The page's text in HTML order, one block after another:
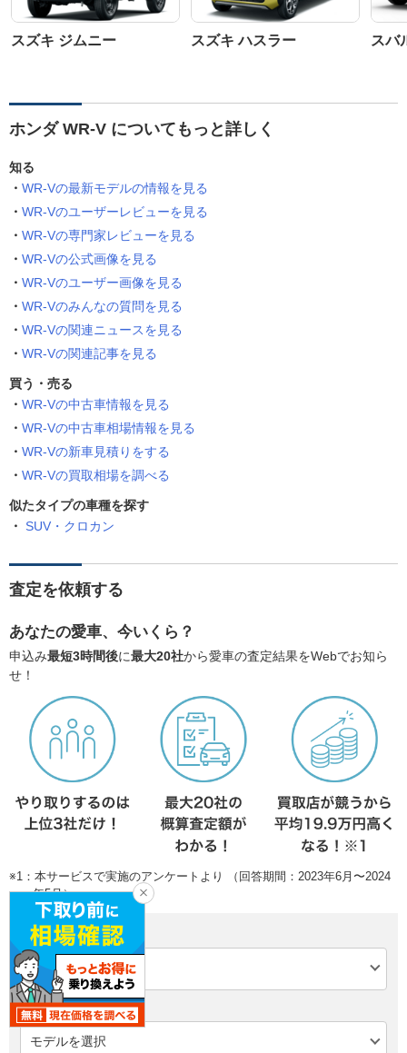
スズキ ジムニー スズキ ハスラー スバ
ホンダ WR-V についてもっと詳しく
知る
WR-Vの最新モデルの情報を見る
WR-Vのユーザーレビューを見る
WR-Vの専門家レビューを見る
WR-Vの公式画像を見る
WR-Vのユーザー画像を見る
WR-Vのみんなの質問を見る
WR-Vの関連ニュースを見る
WR-Vの関連記事を見る
買う・売る
WR-Vの中古車情報を見る
WR-Vの中古車相場情報を見る
WR-Vの新車見積りをする
WR-Vの買取相場を調べる
似たタイプの車種を探す
SUV・クロカン
査定を依頼する
あなたの愛車、今いくら？
申込み最短3時間後に最大20社から愛車の査定結果をWebでお知ら
せ！
※1：本サービスで実施のアンケートより （回答期間：2023年6月〜2024
年5月）
メーカー
モデル